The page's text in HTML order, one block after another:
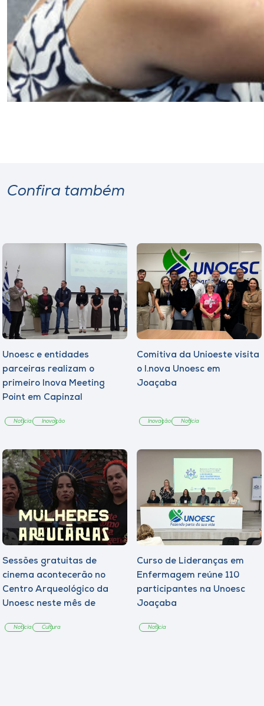
Confira também
Unoesc e entidades
parceiras realizam o
primeiro Inova Meeting
Point em Capinzal
Notícia Inovação
Comitiva da Unioeste visita
o I.nova Unoesc em
Joaçaba
Inovação Notícia
Sessões gratuitas de
cinema acontecerão no
Centro Arqueológico da
Unoesc neste mês de
Notícia Cultura
Curso de Lideranças em
Enfermagem reúne 110
participantes na Unoesc
Joaçaba
Notícia